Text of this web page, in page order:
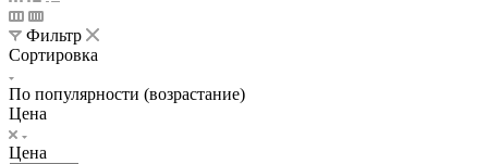
Фильтр
Сортировка
По популярности (возрастание)
Цена
Цена